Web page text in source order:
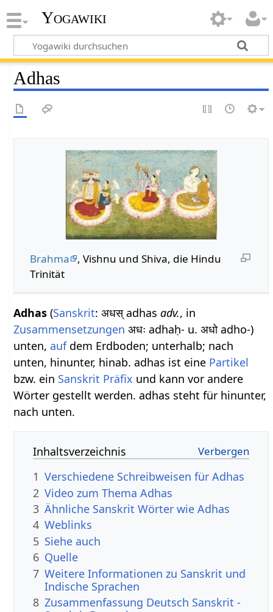
Yogawiki
Adhas
Brahma
, Vishnu und Shiva, die Hindu
Trinität
Adhas (Sanskrit: अधस् adhasadv., in
Zusammensetzungen अधः adhaḥ- u. अधो adho-)
unten, aufdem Erdboden; unterhalb; nach
unten, hinunter, hinab. adhas ist eine Partikel
bzw. ein Sanskrit Präfix und kann vor andere
Wörter gestellt werden. adhas steht für hinunter,
nach unten.
Inhaltsverzeichnis
1 Verschiedene Schreibweisen für Adhas
2 Video zum Thema Adhas
3 Ähnliche Sanskrit Wörter wie Adhas
4 Weblinks
5 Siehe auch
6 Quelle
7 Weitere Informationen zu Sanskrit und
Indische Sprachen
8 Zusammenfassung Deutsch Sanskrit -